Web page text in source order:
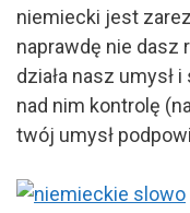
niemiecki jest
naprawdę nie dasz
działa nasz umysł
nad nim kontrolę
twój umysł